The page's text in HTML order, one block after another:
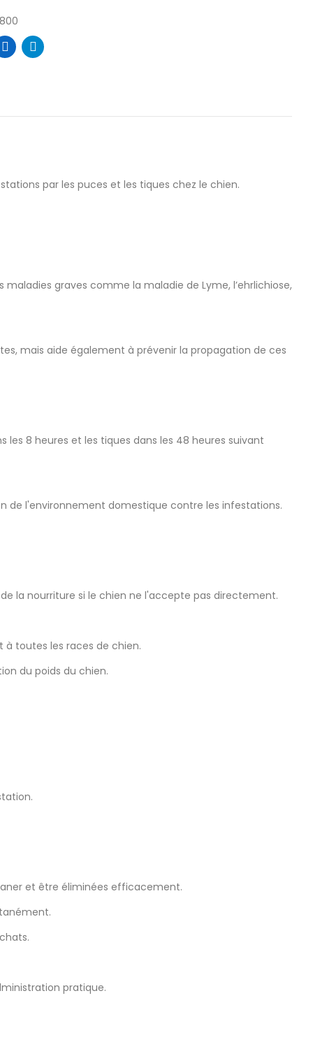
par les puces et les tiques chez le chien.
graves comme la maladie de Lyme, l’ehrlichiose,
mais aide également à prévenir la propagation de ces
8 heures et les tiques dans les 48 heures suivant
de l'environnement domestique contre les infestations.
la nourriture si le chien ne l'accepte pas directement.
à toutes les races de chien.
du poids du chien.
et être éliminées efficacement.
pratique.